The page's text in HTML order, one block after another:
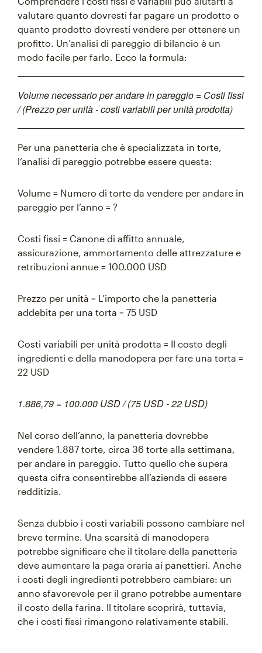
valutare quanto dovresti far pagare un prodotto o
quanto prodotto dovresti vendere per ottenere un
profitto. Un’analisi di pareggio di bilancio è un
modo facile per farlo. Ecco la formula:
Volume necessario per andare in pareggio = Costi fissi
/ (Prezzo per unità - costi variabili per unità prodotta)
Per una panetteria che è specializzata in torte,
l’analisi di pareggio potrebbe essere questa:
Volume = Numero di torte da vendere per andare in
pareggio per l’anno = ?
Costi fissi = Canone di affitto annuale,
assicurazione, ammortamento delle attrezzature e
retribuzioni annue = 100.000 USD
Prezzo per unità = L’importo che la panetteria
addebita per una torta = 75 USD
Costi variabili per unità prodotta = Il costo degli
ingredienti e della manodopera per fare una torta =
22 USD
1.886,79 = 100.000 USD / (75 USD - 22 USD)
Nel corso dell’anno, la panetteria dovrebbe
vendere 1.887 torte, circa 36 torte alla settimana,
per andare in pareggio. Tutto quello che supera
questa cifra consentirebbe all’azienda di essere
redditizia.
Senza dubbio i costi variabili possono cambiare nel
breve termine. Una scarsità di manodopera
potrebbe significare che il titolare della panetteria
deve aumentare la paga oraria ai panettieri. Anche
i costi degli ingredienti potrebbero cambiare: un
anno sfavorevole per il grano potrebbe aumentare
il costo della farina. Il titolare scoprirà, tuttavia,
che i costi fissi rimangono relativamente stabili.